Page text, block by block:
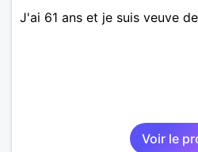
J'ai 61 ans et je suis veuve
Voir le